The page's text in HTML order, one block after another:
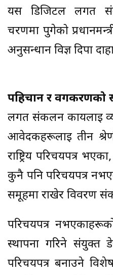
यस डिजिटल लगत
चरणमा पुगेको
अनुसन्धान विज्ञ दिपा
पहिचान र वर्गीकरणको
लगत संकलन कार्यलाई
आवेदकहरूलाई तीन
राष्ट्रिय परिचयपत्र
कुनै पनि परिचयपत्र
समूहमा राखेर विवरण
परिचयपत्र
स्थापना गरिने संयुक्त
परिचयपत्र बनाउने